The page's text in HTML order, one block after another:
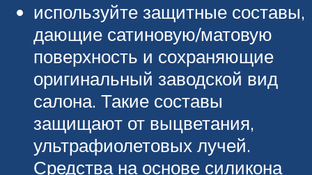
используйте защитные составы,
дающие сатиновую/матовую
поверхность и сохраняющие
оригинальный заводской вид
салона. Такие составы
защищают от выцветания,
ультрафиолетовых лучей.
Средства на основе силикона